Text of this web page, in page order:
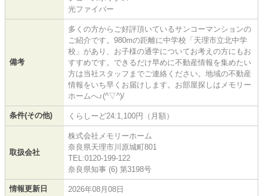
光ファイバー
備考
多くの方からご好評頂いているサンコーマンションの
ご紹介です。980mの距離に中学校「天理市立北中学
校」があり、お子様の通学についてお考えの方にもお
すすめです。できるだけ早めに不動産情報を集めたい
方は当社スタッフまでご連絡ください。地域の不動産
情報をいち早くお届けします。お部屋探しはメモリー
ホームへ♪(^▽^)/
条件(その他) くらしーど24:1,100円（月額）
取扱会社
株式会社メモリーホーム
奈良県天理市川原城町801
TEL:0120-199-122
奈良県知事 (6) 第3198号
情報更新日 2026年08月08日